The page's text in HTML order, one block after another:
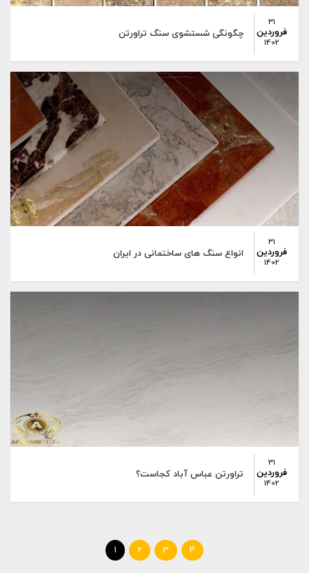
31
فروردین
1402
چگونگی شستشوی سنگ تراورتن
31
فروردین
1402
انواع سنگ های ساختمانی در ایران
31
فروردین
1402
تراورتن عباس آباد کجاست؟
1 2 3 4